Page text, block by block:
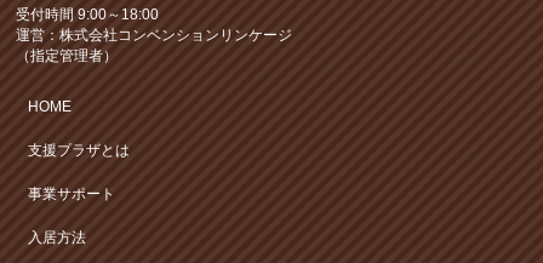
受付時間 9:00～18:00
運営：株式会社コンベンションリンケージ
（指定管理者）
HOME
支援プラザとは
事業サポート
入居方法